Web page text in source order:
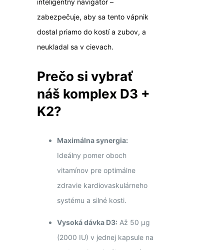
inteligentný navigátor –
zabezpečuje, aby sa tento vápnik
dostal priamo do kostí a zubov, a
neukladal sa v cievach.
Prečo si vybrať
náš komplex D3 +
K2?
Maximálna synergia:
Ideálny pomer oboch
vitamínov pre optimálne
zdravie kardiovaskulárneho
systému a silné kosti.
Vysoká dávka D3: Až 50 μg
(2000 IU) v jednej kapsule na